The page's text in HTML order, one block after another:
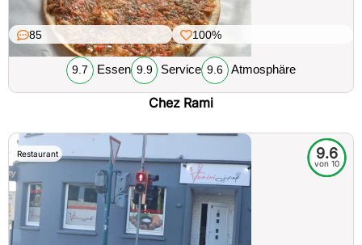
85 100%
9.7 Essen 9.9 Service 9.6 Atmosphäre
Chez Rami
Restaurant 9.6
von 10